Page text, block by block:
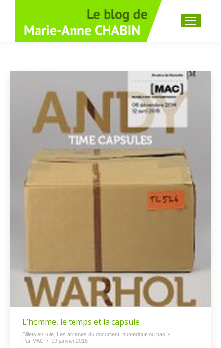
Recherche
L’homme, le temps et la capsule
Billets en -ule Les arcanes du document, numérique ou pas
Par MAC 19 janvier 2015